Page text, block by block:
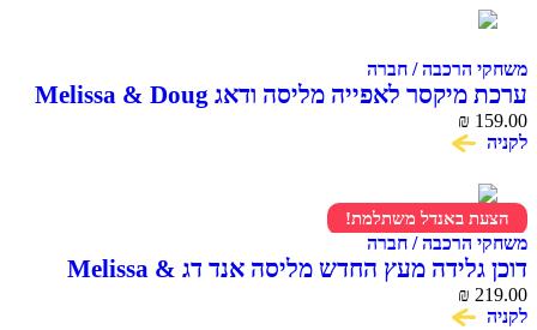
משחקי הרכבה / חברה
ערכת מיקסר לאפייה מליסה ודאג Melissa & Doug
Make a Cake Mixer Set
₪ 159.00
לקניה
הצעת באנדל משתלמת!
משחקי הרכבה / חברה
דוכן גלידה מעץ החדש מליסה אנד דג Melissa &
Doug Scoop & Serve Ice Cream Counter
₪ 219.00
לקניה